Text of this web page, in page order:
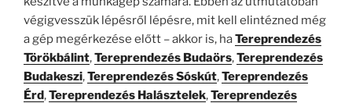
végigvesszük lépésről lépésre, mit kell elintézned még
a gép megérkezése előtt – akkor is, haTereprendezés
Törökbálint,Tereprendezés Budaörs,Tereprendezés
Budakeszi,Tereprendezés Sóskút,Tereprendezés
Érd,Tereprendezés Halásztelek,Tereprendezés